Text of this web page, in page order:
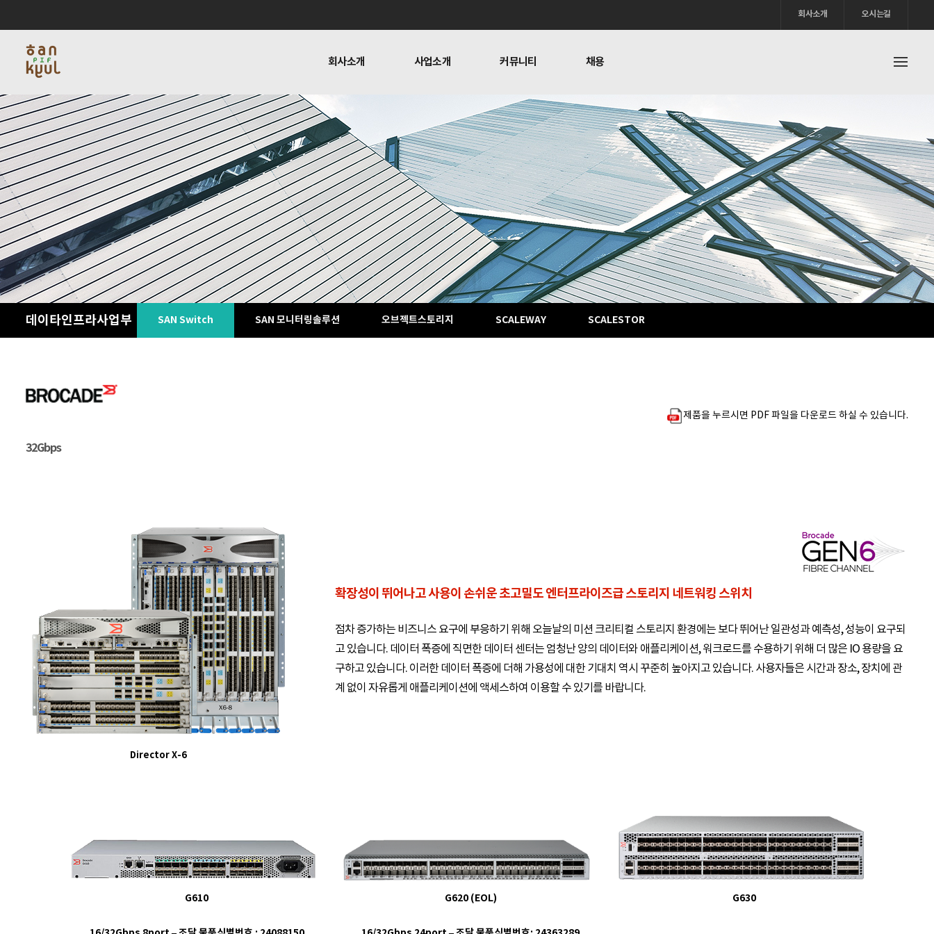
회사소개 오시는길
회사소개
회사소개
인사말 연혁 비젼하우스
사업소개
사업소개
서비스 데이타인프라사업
커뮤니티
커뮤니티
블로그
채용
채용
채용
회사소개
인사말
연혁
비젼하우스
편지
찾아오시는길
사업소개
서비스
데이타인프라사업
네트워크보안사업
커뮤니티
교육
복지
사내활동
블로그
채용
채용
데이타인프라사업부 SAN Switch SAN 모니터링솔루션 오브젝트스토리지 SCALEWAY SCALESTOR
제품을 누르시면 PDF 파일을 다운로드 하실 수 있습니다.
32Gbps
Director X-6
확장성이 뛰어나고 사용이 손쉬운 초고밀도 엔터프라이즈급 스토리지 네트워킹 스위치
점차 증가하는 비즈니스 요구에 부응하기 위해 오늘날의 미션 크리티컬 스토리지 환경에는 보다 뛰어난 일관성과 예측성, 성능이 요구되
고 있습니다. 데이터 폭증에 직면한 데이터 센터는 엄청난 양의 데이터와 애플리케이션, 워크로드를 수용하기 위해 더 많은 IO 용량을 요
구하고 있습니다. 이러한 데이터 폭증에 더해 가용성에 대한 기대치 역시 꾸준히 높아지고 있습니다. 사용자들은 시간과 장소, 장치에 관
계 없이 자유롭게 애플리케이션에 액세스하여 이용할 수 있기를 바랍니다.
G610 G620 (EOL) G630